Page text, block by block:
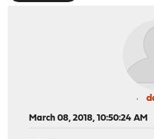
March 08, 2018, 10:50:24 AM